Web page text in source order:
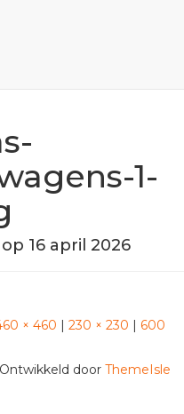
1-
op 16 april 2026
× 460 | 230 × 230 | 600
door ThemeIsle